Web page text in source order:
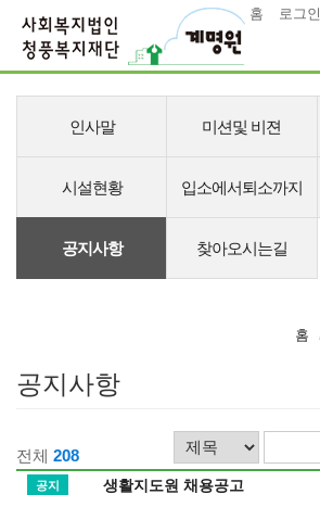
홈 로그인
메
인사말 미션및 비젼
시설현황 입소에서퇴소까지
공지사항 찾아오시는길
홈
공지사항
전체 208
검
색
하
색
공지 생활지도원 채용공고